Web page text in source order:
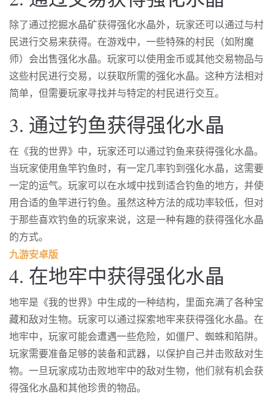
除了通过挖掘水晶矿获得强化水晶外，玩家还可以通过与村
民进行交易来获得。在游戏中，一些特殊的村民（如附魔
师）会出售强化水晶。玩家可以使用金币或其他交易物品与
这些村民进行交易，以获取所需的强化水晶。这种方法相对
简单，但需要玩家寻找并与特定的村民进行交互。
3. 通过钓鱼获得强化水晶
在《我的世界》中，玩家还可以通过钓鱼来获得强化水晶。
当玩家使用鱼竿钓鱼时，有一定几率钓到强化水晶，这需要
一定的运气。玩家可以在水域中找到适合钓鱼的地方，并使
用合适的鱼竿进行钓鱼。虽然这种方法的成功率较低，但对
于那些喜欢钓鱼的玩家来说，这是一种有趣的获得强化水晶
的方式。
九游安卓版
4. 在地牢中获得强化水晶
地牢是《我的世界》中生成的一种结构，里面充满了各种宝
藏和敌对生物。玩家可以通过探索地牢来获得强化水晶。在
地牢中，玩家可能会遭遇一些危险，如僵尸、蜘蛛和陷阱。
玩家需要准备足够的装备和武器，以保护自己并击败敌对生
物。一旦玩家成功击败地牢中的敌对生物，他们就有机会获
得强化水晶和其他珍贵的物品。